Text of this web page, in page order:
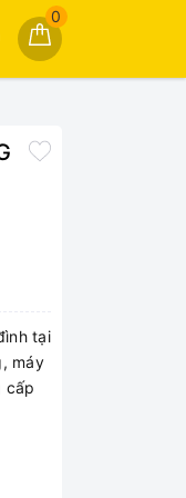
0
tại
máy
cấp